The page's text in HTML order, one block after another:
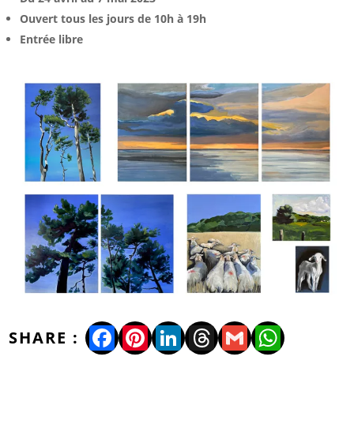
Ouvert tous les jours de 10h à 19h
Entrée libre
Facebook
Pinterest
LinkedIn
Threads
Gmail